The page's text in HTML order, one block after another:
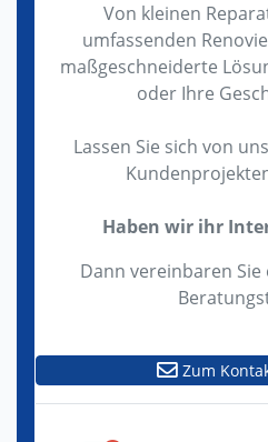
Von kleinen
umfassenden
maßgeschneiderte
oder Ihre
Lassen Sie sich von
Haben wir ihr
Dann vereinbaren
Zum